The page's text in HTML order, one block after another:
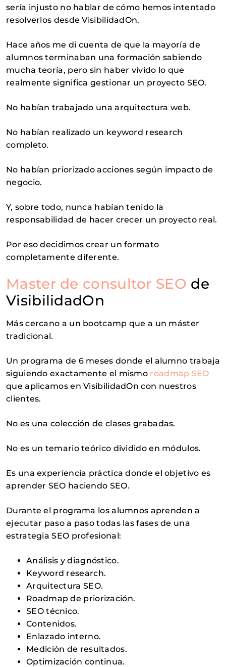
sería injusto no hablar de cómo hemos intentado
resolverlos desde VisibilidadOn.
Hace años me di cuenta de que la mayoría de
alumnos terminaban una formación sabiendo
mucha teoría, pero sin haber vivido lo que
realmente significa gestionar un proyecto SEO.
No habían trabajado una arquitectura web.
No habían realizado un keyword research
completo.
No habían priorizado acciones según impacto de
negocio.
Y, sobre todo, nunca habían tenido la
responsabilidad de hacer crecer un proyecto real.
Por eso decidimos crear un formato
completamente diferente.
Master de consultor SEO de
VisibilidadOn
Más cercano a un bootcamp que a un máster
tradicional.
Un programa de 6 meses donde el alumno trabaja
siguiendo exactamente el mismo roadmap SEO
que aplicamos en VisibilidadOn con nuestros
clientes.
No es una colección de clases grabadas.
No es un temario teórico dividido en módulos.
Es una experiencia práctica donde el objetivo es
aprender SEO haciendo SEO.
Durante el programa los alumnos aprenden a
ejecutar paso a paso todas las fases de una
estrategia SEO profesional:
Análisis y diagnóstico.
Keyword research.
Arquitectura SEO.
Roadmap de priorización.
SEO técnico.
Contenidos.
Enlazado interno.
Medición de resultados.
Optimización continua.